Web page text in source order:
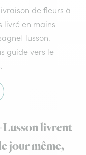
de fleurs à
livré en mains
lusson.
guide vers le
Lusson livrent
jour même,